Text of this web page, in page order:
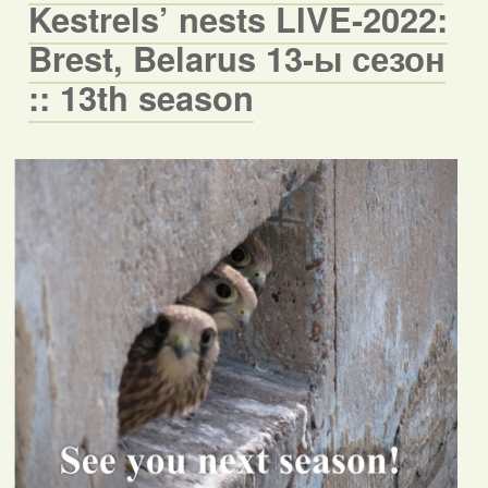
Kestrels’ nests LIVE-2022:
Brest, Belarus 13-ы сезон
:: 13th season